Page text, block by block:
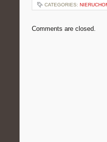
CATEGORIES:
Comments are closed.